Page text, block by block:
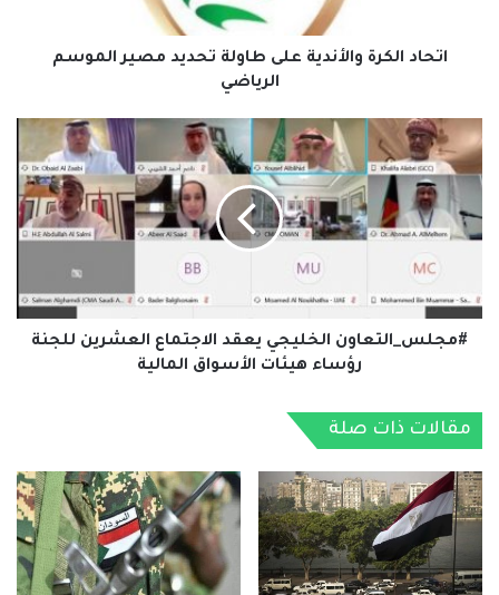
اتحاد الكرة والأندية على طاولة تحديد مصير الموسم
الرياضي
#مجلس_التعاون
الخليجي
يعقد
الاجتماع
العشرين
للجنة
الأسواق
المالية
#مجلس_التعاون الخليجي يعقد الاجتماع العشرين للجنة
رؤساء هيئات الأسواق المالية
مقالات ذات صلة